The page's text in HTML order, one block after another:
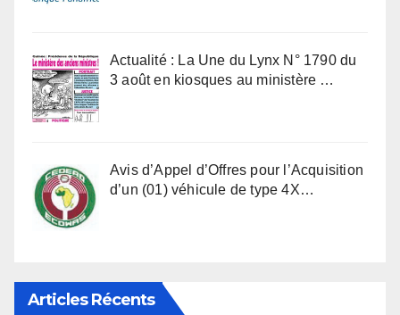
Actualité : La Une du Lynx N° 1790 du
3 août en kiosques au ministère …
Avis d’Appel d’Offres pour l’Acquisition
d’un (01) véhicule de type 4X…
Articles Récents